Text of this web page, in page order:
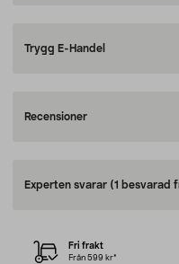
Trygg E-Handel
Recensioner
Experten svarar (1 besvarad
Fri frakt
Från 599 kr*